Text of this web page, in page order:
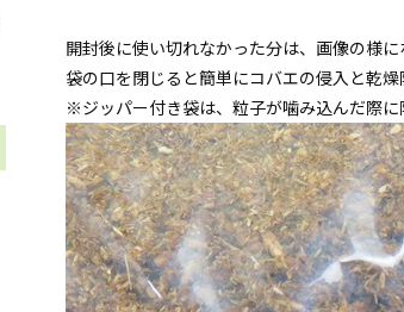
開封後に使い切れなかった分は、画像の様
袋の口を閉じると簡単にコバエの侵入と乾燥
※ジッパー付き袋は、粒子が噛み込んだ際に